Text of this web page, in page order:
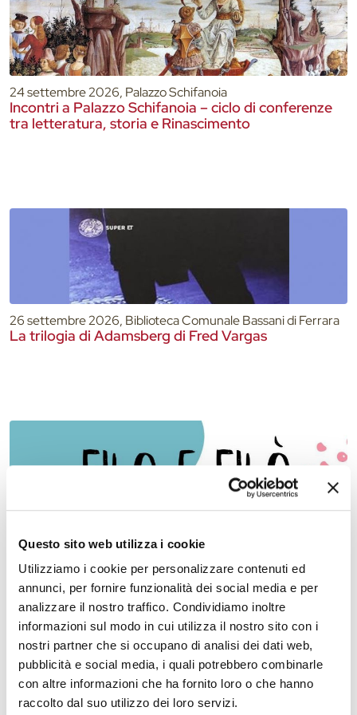
Questo sito web utilizza i cookie
Utilizziamo i cookie per personalizzare contenuti ed
annunci, per fornire funzionalità dei social media e per
analizzare il nostro traffico. Condividiamo inoltre
informazioni sul modo in cui utilizza il nostro sito con i
nostri partner che si occupano di analisi dei dati web,
pubblicità e social media, i quali potrebbero combinarle
con altre informazioni che ha fornito loro o che hanno
raccolto dal suo utilizzo dei loro servizi.
24 settembre 2026, Palazzo Schifanoia
Incontri a Palazzo Schifanoia – ciclo di conferenze
tra letteratura, storia e Rinascimento
26 settembre 2026, Biblioteca Comunale Bassani di Ferrara
La trilogia di Adamsberg di Fred Vargas
Filo e Filò